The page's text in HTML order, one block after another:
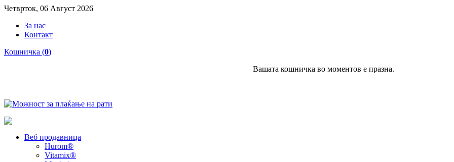
Четврток, 06 Август 2026
За нас
Контакт
Кошничка (0)
Вашата кошничка во моментов е празна.
Веб продавница
Hurom®
Vitamix®